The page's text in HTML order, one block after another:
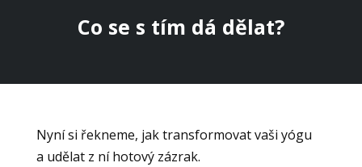
Co se s tím dá dělat?
Nyní si řekneme, jak transformovat vaši yógu
a udělat z ní hotový zázrak.